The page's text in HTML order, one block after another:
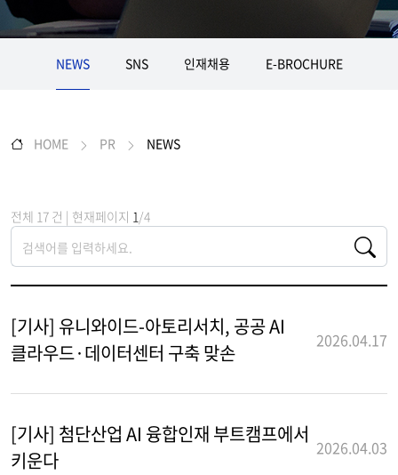
NEWS SNS 인재채용 E-BROCHURE
HOME PR NEWS
전체 17 건 | 현재페이지 1/4
[기사] 유니와이드-아토리서치, 공공 AI
클라우드·데이터센터 구축 맞손
2026.04.17
[기사] 첨단산업 AI 융합인재 부트캠프에서
키운다
2026.04.03